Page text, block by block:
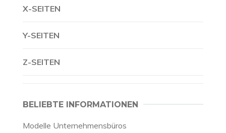
X-SEITEN
Y-SEITEN
Z-SEITEN
BELIEBTE INFORMATIONEN
Modelle Unternehmensbüros